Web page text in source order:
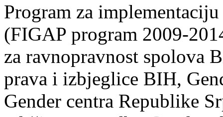
Program za
(FIGAP program 2009-
za ravnopravnost spolova
prava i izbjeglice BIH,
Gender centra Republike